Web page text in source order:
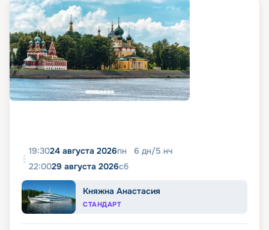
19:3024 августа 2026пн 6 дн/5 нч
22:0029 августа 2026сб
Княжна Анастасия
СТАНДАРТ